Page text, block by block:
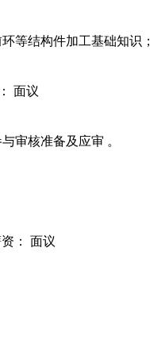
等结构件加工基础知识；
面议
审核准备及应审 。
： 面议